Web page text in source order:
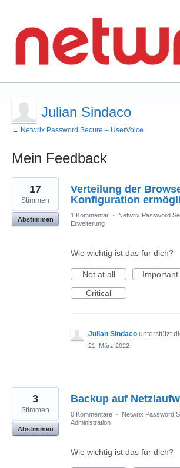
Julian Sindaco
← Netwrix Password Secure – UserVoice
Mein Feedback
4
gefundene
Ergebnisse
Verteilung der
Konfiguration
17
Stimmen
Abstimmen
1 Kommentar · Netwrix Password
Erweiterung
Wie wichtig ist das für dich?
Not at all
Important
Critical
Julian Sindaco unterstützt
21. März 2022
Backup auf
3
Stimmen
Abstimmen
0 Kommentare · Netwrix Password
Administration
Wie wichtig ist das für dich?